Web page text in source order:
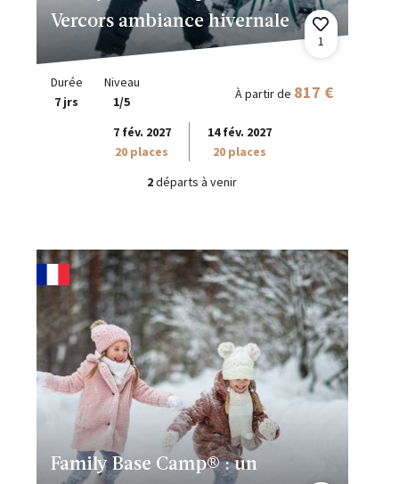
Vercors ambiance hivernale
1
Durée
7 jrs
Niveau
1/5
À partir de 817 €
7 fév. 2027
20 places
14 fév. 2027
20 places
2départs à venir
Family Base Camp® : un